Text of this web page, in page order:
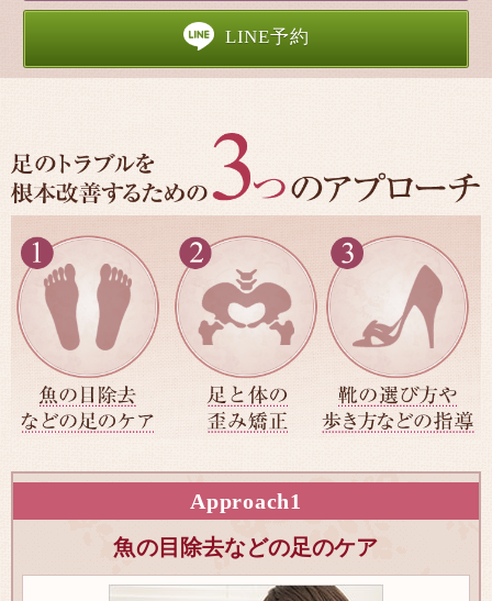
LINE予約
Approach1
魚の目除去などの足のケア